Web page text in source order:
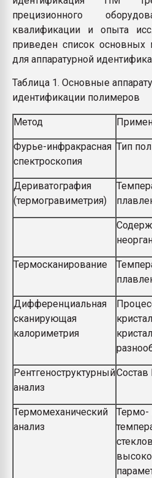
прецизионного
квалификации и опыта
приведен список
для аппаратурной
Таблица 1. Основные
идентификации полимеров
Метод
Фурье-инфракрасная
спектроскопия
Тип
Дериватография
(термогравиметрия)
Термосканирование
Дифференциальная
сканирующая
калориметрия
Рентгеноструктурный
анализ
Термомеханический
анализ
Термо-